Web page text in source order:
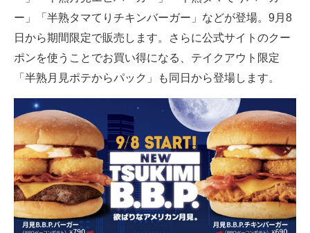
ー」「半熟タマてりチキンバーガー」などが登場。9月8
日から期間限定で販売します。さらに公式サイトのクー
ポンを使うことでお買い得になる、テイクアウト限定
「半熟月見ポテからパック」も同日から登場します。